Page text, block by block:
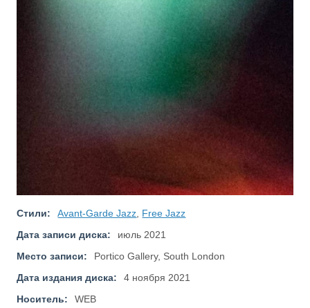
Стили: Avant-Garde Jazz Free Jazz
Дата записи диска:
июль 2021
Место записи:
Portico Gallery, South London
Дата издания диска:
4 ноября 2021
Носитель:
WEB